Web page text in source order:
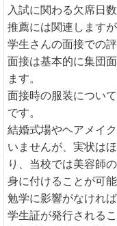
入試に関わる欠席日
推薦には関連します
学生さんの面接での
面接は基本的に集団
ます。
面接時の服装につい
です。
結婚式場やヘアメイ
いませんが、実状は
り、当校では美容師
身に付けることが可能
勉学に影響がなけれ
学生証が発行される